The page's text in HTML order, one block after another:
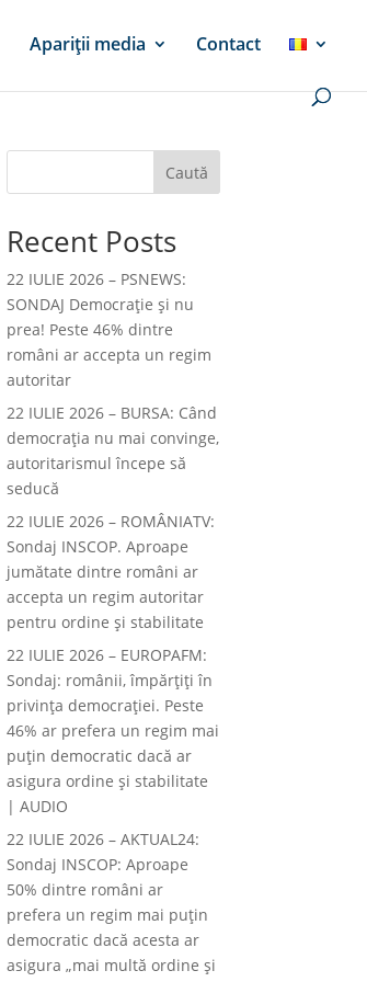
Apariții media Contact
Caută
Recent Posts
22 IULIE 2026 – PSNEWS:
SONDAJ Democrație și nu
prea! Peste 46% dintre
români ar accepta un regim
autoritar
22 IULIE 2026 – BURSA: Când
democraţia nu mai convinge,
autoritarismul începe să
seducă
22 IULIE 2026 – ROMÂNIATV:
Sondaj INSCOP. Aproape
jumătate dintre români ar
accepta un regim autoritar
pentru ordine și stabilitate
22 IULIE 2026 – EUROPAFM:
Sondaj: românii, împărțiți în
privința democrației. Peste
46% ar prefera un regim mai
puțin democratic dacă ar
asigura ordine și stabilitate
| AUDIO
22 IULIE 2026 – AKTUAL24:
Sondaj INSCOP: Aproape
50% dintre români ar
prefera un regim mai puțin
democratic dacă acesta ar
asigura „mai multă ordine și